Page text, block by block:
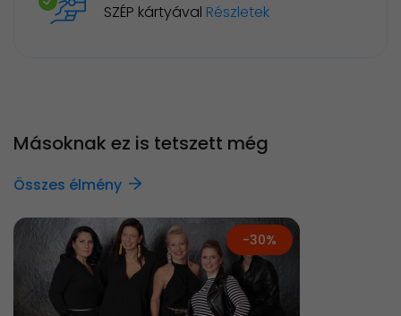
SZÉP kártyával Részletek
Másoknak ez is tetszett még
Összes élmény
-30%